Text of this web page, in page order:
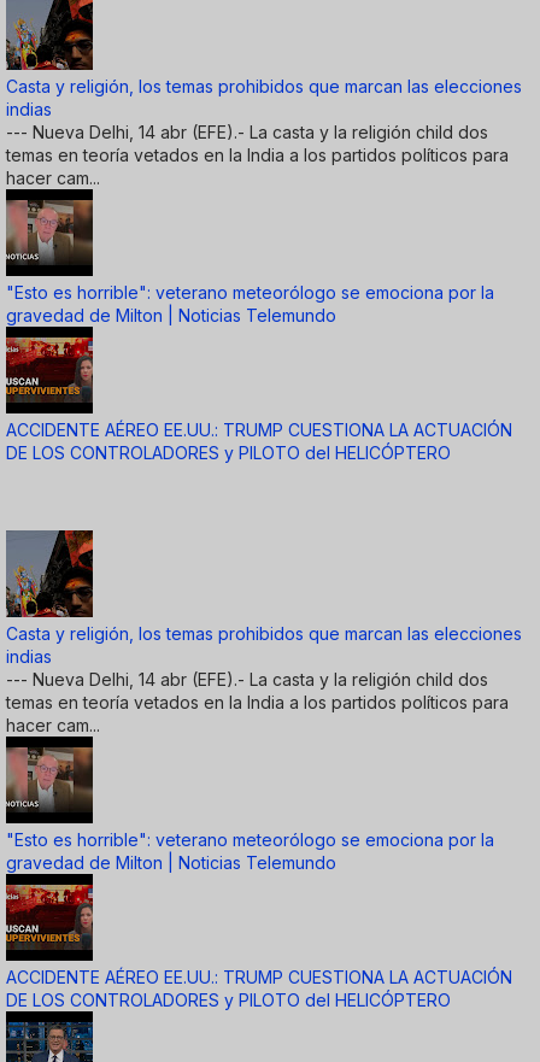
Casta y religión, los temas prohibidos que marcan las elecciones
indias
--- Nueva Delhi, 14 abr (EFE).- La casta y la religión child dos
temas en teoría vetados en la India a los partidos políticos para
hacer cam...
"Esto es horrible": veterano meteorólogo se emociona por la
gravedad de Milton | Noticias Telemundo
ACCIDENTE AÉREO EE.UU.: TRUMP CUESTIONA LA ACTUACIÓN
DE LOS CONTROLADORES y PILOTO del HELICÓPTERO
Casta y religión, los temas prohibidos que marcan las elecciones
indias
--- Nueva Delhi, 14 abr (EFE).- La casta y la religión child dos
temas en teoría vetados en la India a los partidos políticos para
hacer cam...
"Esto es horrible": veterano meteorólogo se emociona por la
gravedad de Milton | Noticias Telemundo
ACCIDENTE AÉREO EE.UU.: TRUMP CUESTIONA LA ACTUACIÓN
DE LOS CONTROLADORES y PILOTO del HELICÓPTERO